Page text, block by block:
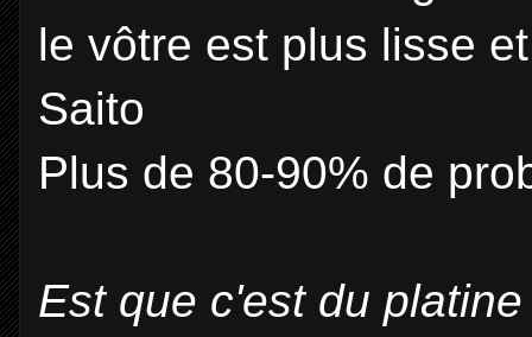
le vôtre est plus lisse
Saito
Plus de 80-90% de
Est que c'est du platine